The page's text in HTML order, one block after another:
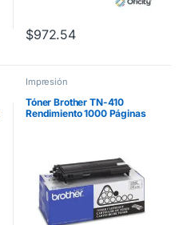
$972.54
Impresión
Tóner Brother TN-410
Rendimiento 1000 Páginas